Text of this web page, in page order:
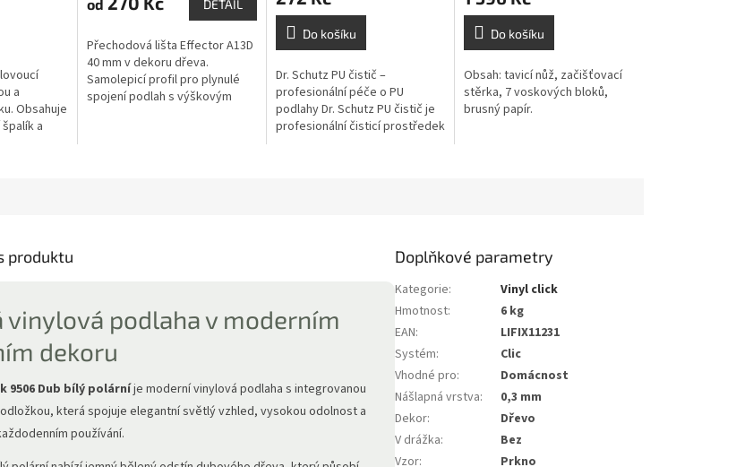
a
Obsahuje
a
od DETAIL
Přechodová lišta Effector A13D
40 mm v dekoru dřeva.
Samolepicí profil pro plynulé
spojení podlah s výškovým
Do košíku
Dr. Schutz PU čistič –
profesionální péče o PU
podlahy Dr. Schutz PU čistič je
profesionální čisticí prostředek
Do košíku
Obsah: tavicí nůž, začišťovací
stěrka, 7 voskových bloků,
brusný papír.
produktu
vinylová podlaha v moderním
dekoru
9506 Dub bílý polárníje moderní vinylová podlaha s integrovanou
která spojuje elegantní světlý vzhled, vysokou odolnost a
používání.
Doplňkové parametry
Kategorie:
Vinyl click
Hmotnost:
6 kg
EAN:
LIFIX11231
Systém:
Clic
Vhodné pro:
Domácnost
Nášlapná vrstva:
0,3 mm
Dekor:
Dřevo
V drážka:
Bez
Vzor: Prkno